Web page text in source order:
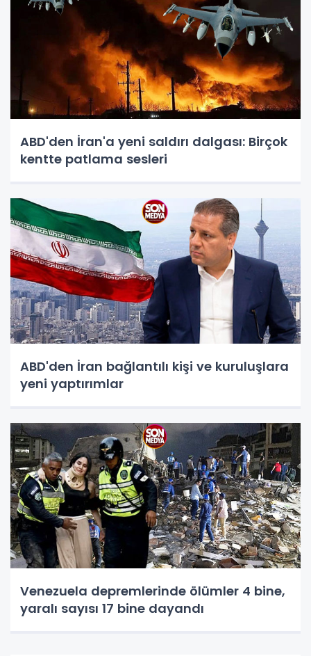
ABD'den İran'a yeni saldırı dalgası: Birçok
kentte patlama sesleri
ABD'den İran bağlantılı kişi ve kuruluşlara
yeni yaptırımlar
Venezuela depremlerinde ölümler 4 bine,
yaralı sayısı 17 bine dayandı